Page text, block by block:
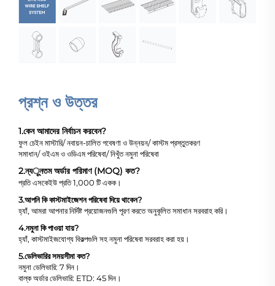
প্রশ্ন ও উত্তর
1.কেন আমাদের নির্বাচন করবেন?
ফুল চেইন মাস্টারি/ নবায়ন-চালিত গবেষণা ও উন্নয়ন/ কাস্টম প্রস্তুতকরণ
সমাধান/ ওইএম ও ওডিএম পরিষেবা/ নিখুঁত নমুনা পরিষেবা
2.ন্যूনতম অর্ডার পরিমাণ (MOQ) কত?
প্রতি এসকেইউ প্রতি 1,000 টি একক।
3.আপনি কি কাস্টমাইজেশন পরিষেবা দিয়ে থাকেন?
হ্যাঁ, আমরা আপনার নির্দিষ্ট প্রয়োজনগুলি পূরণ করতে অনুকূলিত সমাধান সরবরাহ করি।
4.নমুনা কি পাওয়া যায়?
হ্যাঁ, কাস্টমাইজযোগ্য বিকল্পগুলি সহ নমুনা পরিষেবা সরবরাহ করা হয়।
5.ডেলিভারির সময়সীমা কত?
নমুনা ডেলিভারি: 7 দিন।
বাল্ক অর্ডার ডেলিভারি: ETD: 45 দিন।